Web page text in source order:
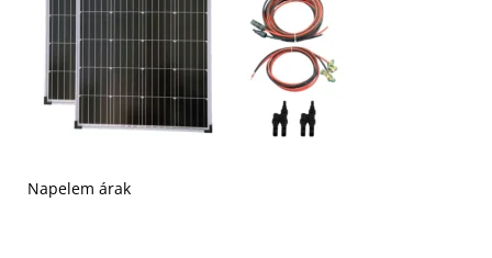
Napelem árak